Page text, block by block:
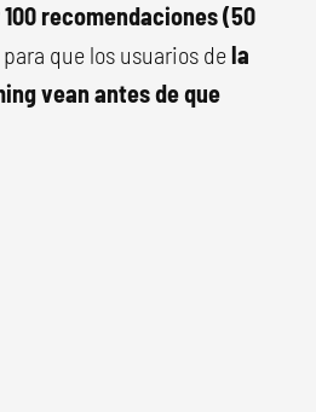
recomendaciones (50
para que los usuarios dela
vean antes de que